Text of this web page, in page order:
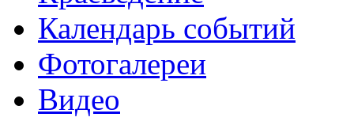
Календарь событий
Фотогалереи
Видео